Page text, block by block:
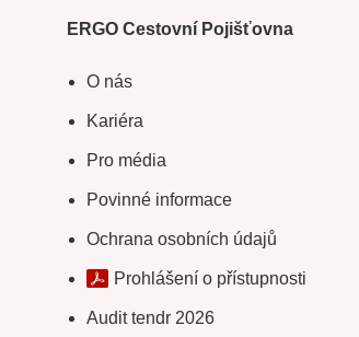
ERGO Cestovní Pojišťovna
O nás
Kariéra
Pro média
Povinné informace
Ochrana osobních údajů
Prohlášení o přístupnosti
Audit tendr 2026